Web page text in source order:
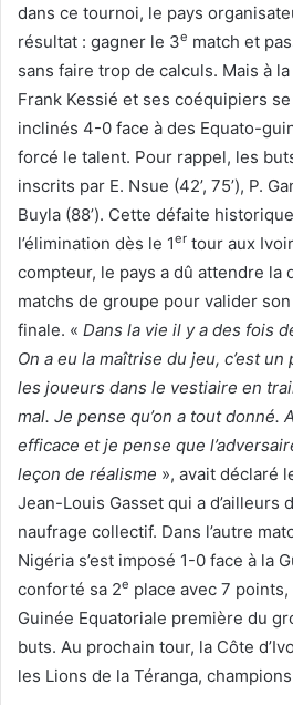
dans ce tournoi, le pays
résultat : gagner le 3e match et
sans faire trop de calculs. Mais à
Frank Kessié et ses coéquipiers
inclinés 4-0 face à des Equato-
forcé le talent. Pour rappel, les
inscrits par E. Nsue (42’, 75’), P.
Buyla (88’). Cette défaite
l’élimination dès le 1er tour aux
compteur, le pays a dû attendre la
matchs de groupe pour valider
finale. « Dans la vie il y a des fois
On a eu la maîtrise du jeu, c’est
les joueurs dans le vestiaire en
mal. Je pense qu’on a tout donné.
efficace et je pense que
leçon de réalisme », avait déclaré
Jean-Louis Gasset qui a d’ailleurs
naufrage collectif. Dans l’autre
Nigéria s’est imposé 1-0 face à la
conforté sa 2e place avec 7
Guinée Equatoriale première du
buts. Au prochain tour, la Côte
les Lions de la Téranga,